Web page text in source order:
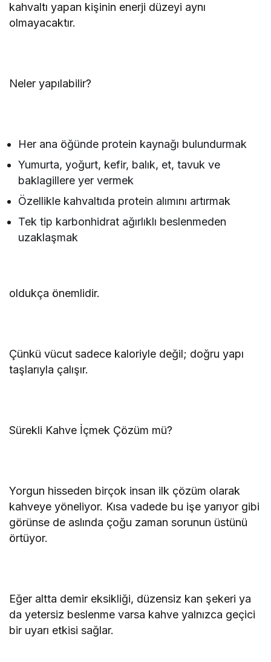
kahvaltı yapan kişinin enerji düzeyi aynı
olmayacaktır.
Neler yapılabilir?
Her ana öğünde protein kaynağı bulundurmak
Yumurta, yoğurt, kefir, balık, et, tavuk ve
baklagillere yer vermek
Özellikle kahvaltıda protein alımını artırmak
Tek tip karbonhidrat ağırlıklı beslenmeden
uzaklaşmak
oldukça önemlidir.
Çünkü vücut sadece kaloriyle değil; doğru yapı
taşlarıyla çalışır.
Sürekli Kahve İçmek Çözüm mü?
Yorgun hisseden birçok insan ilk çözüm olarak
kahveye yöneliyor. Kısa vadede bu işe yarıyor gibi
görünse de aslında çoğu zaman sorunun üstünü
örtüyor.
Eğer altta demir eksikliği, düzensiz kan şekeri ya
da yetersiz beslenme varsa kahve yalnızca geçici
bir uyarı etkisi sağlar.